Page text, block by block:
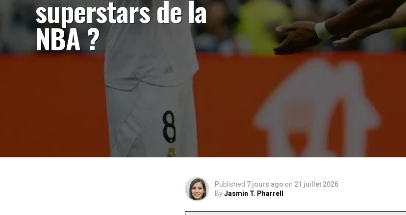
superstars de la
NBA ?
Published 7 jours ago on 21 juillet 2026
ByJasmin T. Pharrell